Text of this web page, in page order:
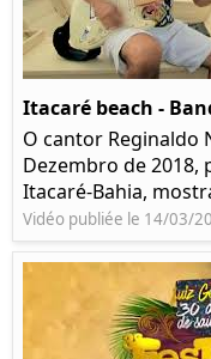
Itacaré beach -
O cantor Reginaldo
Dezembro de 2018,
Itacaré-Bahia,
Vidéo publiée le 14/03/